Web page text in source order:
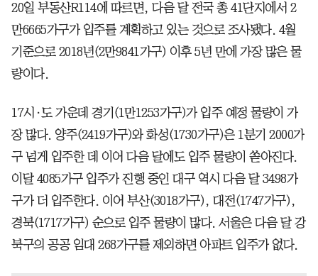
20일 부동산R114에 따르면, 다음 달 전국 총 41단지에서 2
만6665가구가 입주를 계획하고 있는 것으로 조사됐다. 4월
기준으로 2018년(2만9841가구) 이후 5년 만에 가장 많은 물
량이다.
17시·도 가운데 경기(1만1253가구)가 입주 예정 물량이 가
장 많다. 양주(2419가구)와 화성(1730가구)은 1분기 2000가
구 넘게 입주한 데 이어 다음 달에도 입주 물량이 쏟아진다.
이달 4085가구 입주가 진행 중인 대구 역시 다음 달 3498가
구가 더 입주한다. 이어 부산(3018가구), 대전(1747가구),
경북(1717가구) 순으로 입주 물량이 많다. 서울은 다음 달 강
북구의 공공 임대 268가구를 제외하면 아파트 입주가 없다.